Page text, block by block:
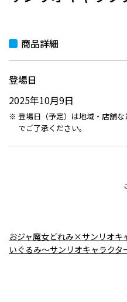
商品詳細
登場日
2025年10月9日
登場日（予定）は地域・店舗
でご了承ください。
おジャ魔女どれみ×サンリオキ
いぐるみ～サンリオキャラクタ